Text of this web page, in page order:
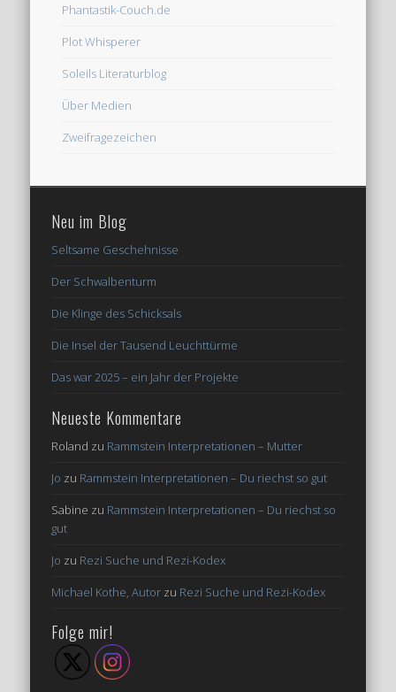
Phantastik-Couch.de
Plot Whisperer
Soleils Literaturblog
Über Medien
Zweifragezeichen
Neu im Blog
Seltsame Geschehnisse
Der Schwalbenturm
Die Klinge des Schicksals
Die Insel der Tausend Leuchttürme
Das war 2025 – ein Jahr der Projekte
Neueste Kommentare
Roland zu Rammstein Interpretationen – Mutter
Jo zu Rammstein Interpretationen – Du riechst so gut
Sabine zu Rammstein Interpretationen – Du riechst so
gut
Jo zu Rezi Suche und Rezi-Kodex
Michael Kothe, Autor zu Rezi Suche und Rezi-Kodex
Folge mir!